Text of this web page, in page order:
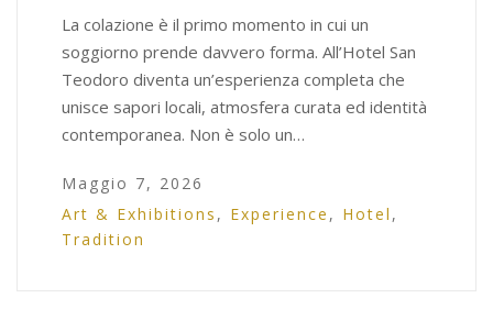
La colazione è il primo momento in cui un
soggiorno prende davvero forma. All’Hotel San
Teodoro diventa un’esperienza completa che
unisce sapori locali, atmosfera curata ed identità
contemporanea. Non è solo un…
Maggio 7, 2026
Art & Exhibitions , Experience , Hotel ,
Tradition